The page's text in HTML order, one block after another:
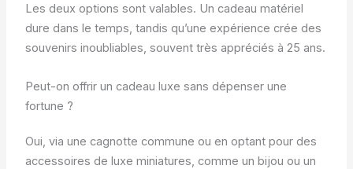
Les deux options sont valables. Un cadeau matériel
dure dans le temps, tandis qu’une expérience crée des
souvenirs inoubliables, souvent très appréciés à 25 ans.
Peut-on offrir un cadeau luxe sans dépenser une
fortune ?
Oui, via une cagnotte commune ou en optant pour des
accessoires de luxe miniatures, comme un bijou ou un